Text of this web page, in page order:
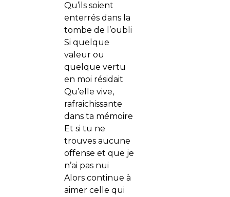
Qu’ils soient
enterrés dans la
tombe de l’oubli
Si quelque
valeur ou
quelque vertu
en moi résidait
Qu’elle vive,
rafraichissante
dans ta mémoire
Et si tu ne
trouves aucune
offense et que je
n’ai pas nui
Alors continue à
aimer celle qui